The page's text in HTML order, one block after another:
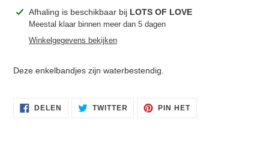
Product
toegevoegen
Afhaling is beschikbaar bij LOTS OF LOVE
Meestal klaar binnen meer dan 5 dagen
Winkelgegevens bekijken
Deze enkelbandjes zijn waterbestendig.
DELEN
DELEN TWITTER TWITTERENPIN HETPINNEN